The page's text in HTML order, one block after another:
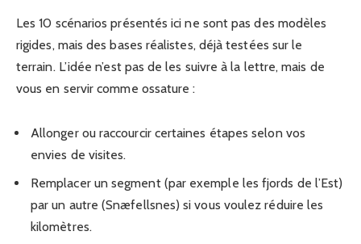
Les 10 scénarios présentés ici ne sont pas des modèles
rigides, mais des bases réalistes, déjà testées sur le
terrain. L’idée n’est pas de les suivre à la lettre, mais de
vous en servir comme ossature :
Allonger ou raccourcir certaines étapes selon vos
envies de visites.
Remplacer un segment (par exemple les fjords de l’Est)
par un autre (Snæfellsnes) si vous voulez réduire les
kilomètres.